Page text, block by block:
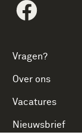
Vragen?
Over ons
Vacatures
Nieuwsbrief